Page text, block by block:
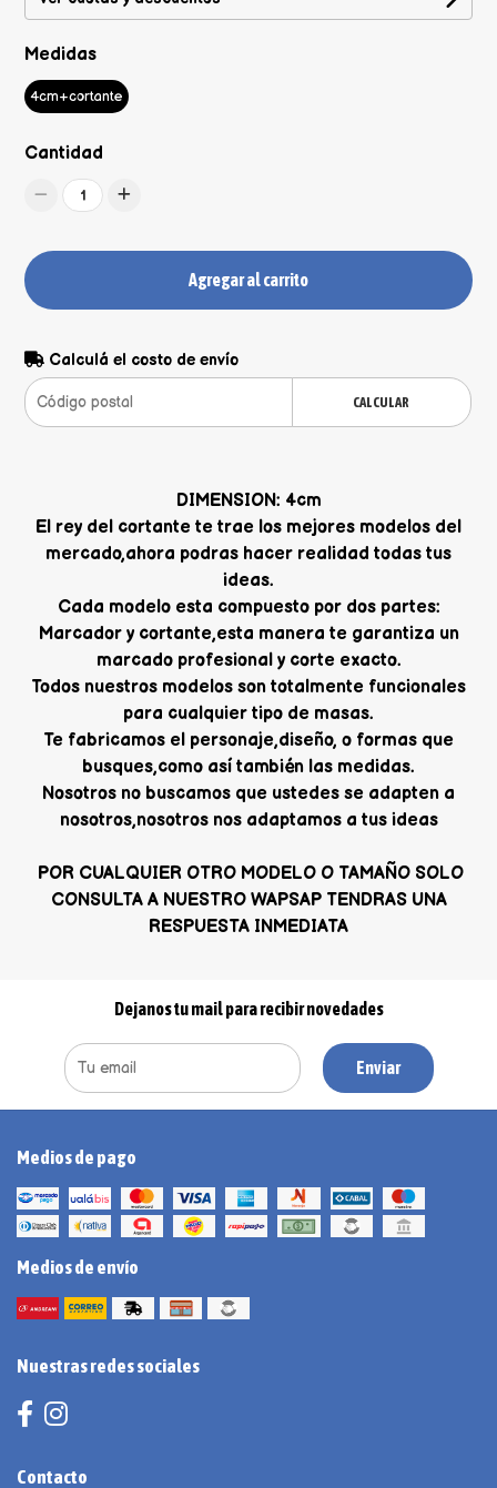
Medidas
4cm+cortante
Cantidad
1
Agregar al carrito
Calculá el costo de envío
CALCULAR
DIMENSION: 4cm
El rey del cortante te trae los mejores modelos del
mercado,ahora podras hacer realidad todas tus
ideas.
Cada modelo esta compuesto por dos partes:
Marcador y cortante,esta manera te garantiza un
marcado profesional y corte exacto.
Todos nuestros modelos son totalmente funcionales
para cualquier tipo de masas.
Te fabricamos el personaje,diseño, o formas que
busques,como así también las medidas.
Nosotros no buscamos que ustedes se adapten a
nosotros,nosotros nos adaptamos a tus ideas
POR CUALQUIER OTRO MODELO O TAMAÑO SOLO
CONSULTA A NUESTRO WAPSAP TENDRAS UNA
RESPUESTA INMEDIATA
Dejanos tu mail para recibir novedades
Enviar
Medios de pago
Medios de envío
Nuestras redes sociales
Contacto